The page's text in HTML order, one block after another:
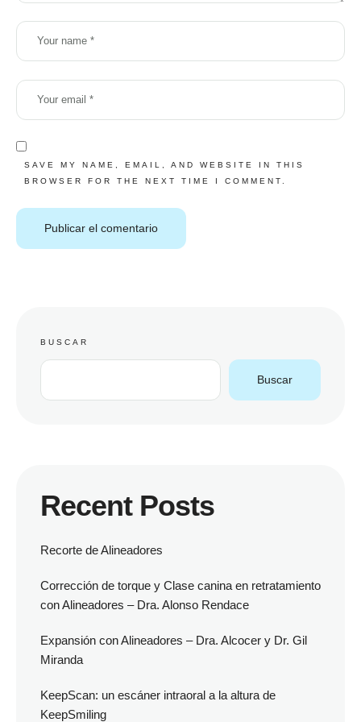
SAVE MY NAME, EMAIL, AND WEBSITE IN THIS
BROWSER FOR THE NEXT TIME I COMMENT.
BUSCAR
Buscar
Recent Posts
Recorte de Alineadores
Corrección de torque y Clase canina en retratamiento
con Alineadores – Dra. Alonso Rendace
Expansión con Alineadores – Dra. Alcocer y Dr. Gil
Miranda
KeepScan: un escáner intraoral a la altura de
KeepSmiling